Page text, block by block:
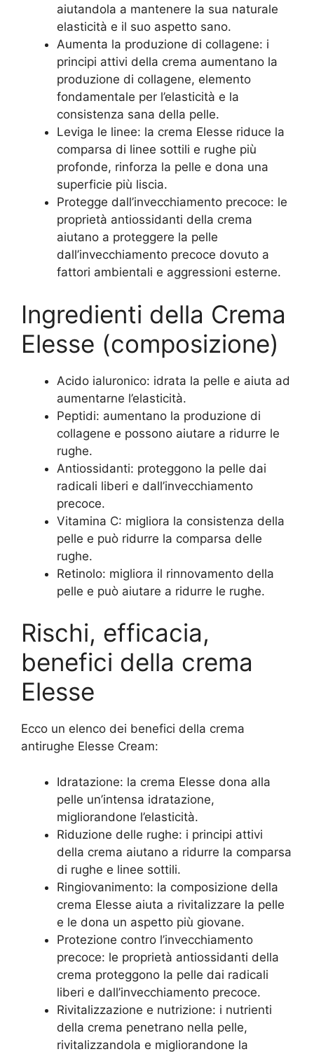
aiutandola a mantenere la sua naturale
elasticità e il suo aspetto sano.
Aumenta la produzione di collagene: i
principi attivi della crema aumentano la
produzione di collagene, elemento
fondamentale per l’elasticità e la
consistenza sana della pelle.
Leviga le linee: la crema Elesse riduce la
comparsa di linee sottili e rughe più
profonde, rinforza la pelle e dona una
superficie più liscia.
Protegge dall’invecchiamento precoce: le
proprietà antiossidanti della crema
aiutano a proteggere la pelle
dall’invecchiamento precoce dovuto a
fattori ambientali e aggressioni esterne.
Ingredienti della Crema
Elesse (composizione)
Acido ialuronico: idrata la pelle e aiuta ad
aumentarne l’elasticità.
Peptidi: aumentano la produzione di
collagene e possono aiutare a ridurre le
rughe.
Antiossidanti: proteggono la pelle dai
radicali liberi e dall’invecchiamento
precoce.
Vitamina C: migliora la consistenza della
pelle e può ridurre la comparsa delle
rughe.
Retinolo: migliora il rinnovamento della
pelle e può aiutare a ridurre le rughe.
Rischi, efficacia,
benefici della crema
Elesse
Ecco un elenco dei benefici della crema
antirughe Elesse Cream:
Idratazione: la crema Elesse dona alla
pelle un’intensa idratazione,
migliorandone l’elasticità.
Riduzione delle rughe: i principi attivi
della crema aiutano a ridurre la comparsa
di rughe e linee sottili.
Ringiovanimento: la composizione della
crema Elesse aiuta a rivitalizzare la pelle
e le dona un aspetto più giovane.
Protezione contro l’invecchiamento
precoce: le proprietà antiossidanti della
crema proteggono la pelle dai radicali
liberi e dall’invecchiamento precoce.
Rivitalizzazione e nutrizione: i nutrienti
della crema penetrano nella pelle,
rivitalizzandola e migliorandone la